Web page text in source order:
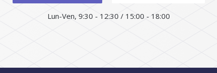
Lun-Ven, 9:30 - 12:30 / 15:00 - 18:00